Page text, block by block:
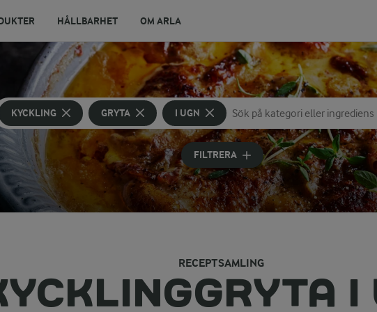
HÅLLBARHET OM ARLA
KYCKLING GRYTA I UGN
Sök på kategori eller ingrediens
Skriv in sökord för att få förslag
FILTRERA
RECEPTSAMLING
I